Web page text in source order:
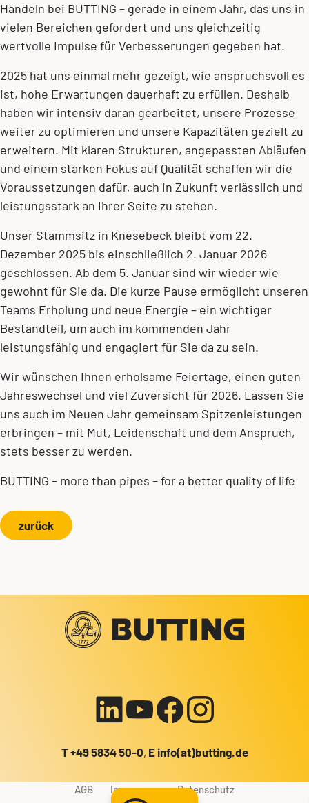
Handeln bei BUTTING – gerade in einem Jahr, das uns in
vielen Bereichen gefordert und uns gleichzeitig
wertvolle Impulse für Verbesserungen gegeben hat.
2025 hat uns einmal mehr gezeigt, wie anspruchsvoll es
ist, hohe Erwartungen dauerhaft zu erfüllen. Deshalb
haben wir intensiv daran gearbeitet, unsere Prozesse
weiter zu optimieren und unsere Kapazitäten gezielt zu
erweitern. Mit klaren Strukturen, angepassten Abläufen
und einem starken Fokus auf Qualität schaffen wir die
Voraussetzungen dafür, auch in Zukunft verlässlich und
leistungsstark an Ihrer Seite zu stehen.
Unser Stammsitz in Knesebeck bleibt vom 22.
Dezember 2025 bis einschließlich 2. Januar 2026
geschlossen. Ab dem 5. Januar sind wir wieder wie
gewohnt für Sie da. Die kurze Pause ermöglicht unseren
Teams Erholung und neue Energie – ein wichtiger
Bestandteil, um auch im kommenden Jahr
leistungsfähig und engagiert für Sie da zu sein.
Wir wünschen Ihnen erholsame Feiertage, einen guten
Jahreswechsel und viel Zuversicht für 2026. Lassen Sie
uns auch im Neuen Jahr gemeinsam Spitzenleistungen
erbringen – mit Mut, Leidenschaft und dem Anspruch,
stets besser zu werden.
BUTTING – more than pipes – for a better quality of life
zurück
info@butting.de
E-Mail senden
T+49 5834 50-0, E info(at)butting.de
AGB Impressum Datenschutz